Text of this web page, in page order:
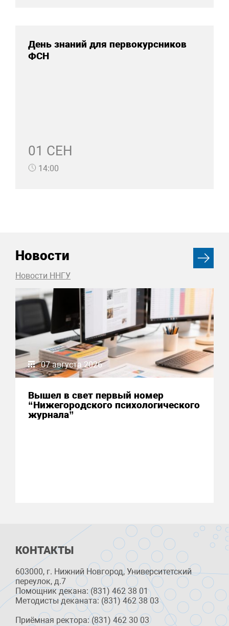
День знаний для первокурсников
ФСН
01 СЕН
14:00
Новости
Новости ННГУ
07 августа 2026
Вышел в свет первый номер
“Нижегородского психологического
журнала”
КОНТАКТЫ
603000, г. Нижний Новгород, Университетский
переулок, д.7
Помощник декана: (831) 462 38 01
Методисты деканата: (831) 462 38 03
Приёмная ректора: (831) 462 30 03